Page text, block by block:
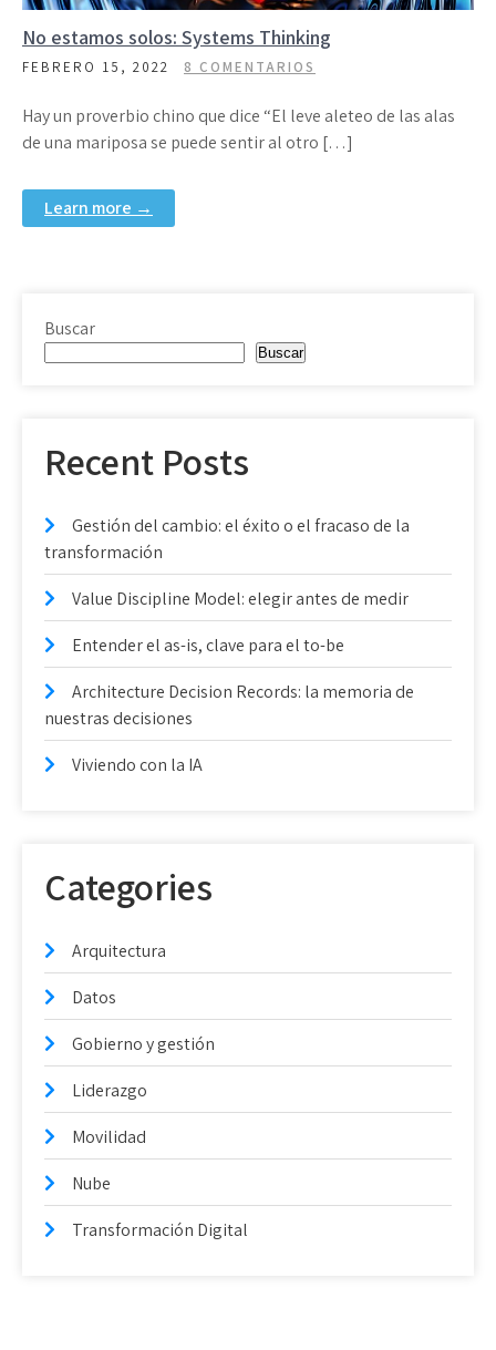
No estamos solos: Systems Thinking
FEBRERO 15, 2022 8 COMENTARIOS
Hay un proverbio chino que dice “El leve aleteo de las alas
de una mariposa se puede sentir al otro […]
Learn more →
Buscar
Buscar
Recent Posts
Gestión del cambio: el éxito o el fracaso de la
transformación
Value Discipline Model: elegir antes de medir
Entender el as-is, clave para el to-be
Architecture Decision Records: la memoria de
nuestras decisiones
Viviendo con la IA
Categories
Arquitectura
Datos
Gobierno y gestión
Liderazgo
Movilidad
Nube
Transformación Digital